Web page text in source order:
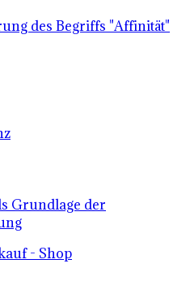
des Begriffs "Affinität"
Grundlage der
- Shop